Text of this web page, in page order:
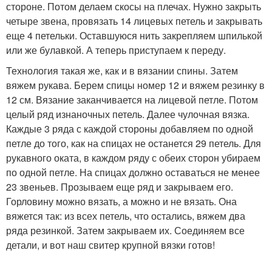
стороне. Потом делаем скосы на плечах. Нужно закрыть
четыре звена, провязать 14 лицевых петель и закрывать
еще 4 петельки. Оставшуюся нить закрепляем шпилькой
или же булавкой. А теперь приступаем к переду.
Технология такая же, как и в вязании спины. Затем
вяжем рукава. Берем спицы номер 12 и вяжем резинку в
12 см. Вязание заканчивается на лицевой петле. Потом
целый ряд изнаночных петель. Далее чулочная вязка.
Каждые 3 ряда с каждой стороны добавляем по одной
петле до того, как на спицах не останется 29 петель. Для
рукавного оката, в каждом ряду с обеих сторон убираем
по одной петле. На спицах должно оставаться не менее
23 звеньев. Прозываем еще ряд и закрываем его.
Горловину можно вязать, а можно и не вязать. Она
вяжется так: из всех петель, что остались, вяжем два
ряда резинкой. Затем закрываем их. Соединяем все
детали, и вот наш свитер крупной вязки готов!